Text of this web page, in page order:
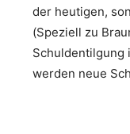
der heutigen,
(Speziell zu
Schuldentilgung
werden neue